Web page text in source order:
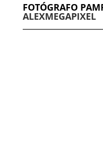
FOTÓGRAFO
ALEXMEGAPIXEL